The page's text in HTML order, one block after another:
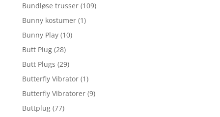
Bundløse trusser (109)
Bunny kostumer (1)
Bunny Play (10)
Butt Plug (28)
Butt Plugs (29)
Butterfly Vibrator (1)
Butterfly Vibratorer (9)
Buttplug (77)